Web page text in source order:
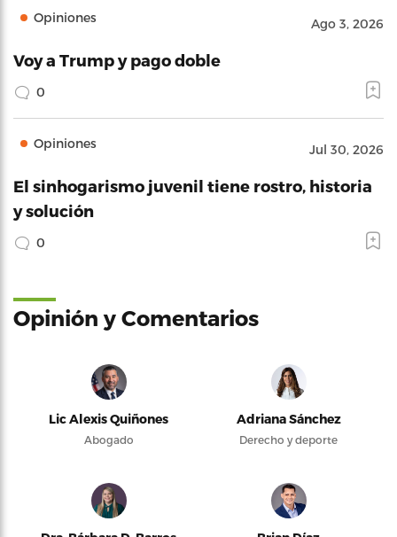
Opiniones Ago 3, 2026
Voy a Trump y pago doble
0
Opiniones Jul 30, 2026
El sinhogarismo juvenil tiene rostro, historia
y solución
0
Opinión y Comentarios
Lic Alexis Quiñones
Abogado
Adriana Sánchez
Derecho y deporte